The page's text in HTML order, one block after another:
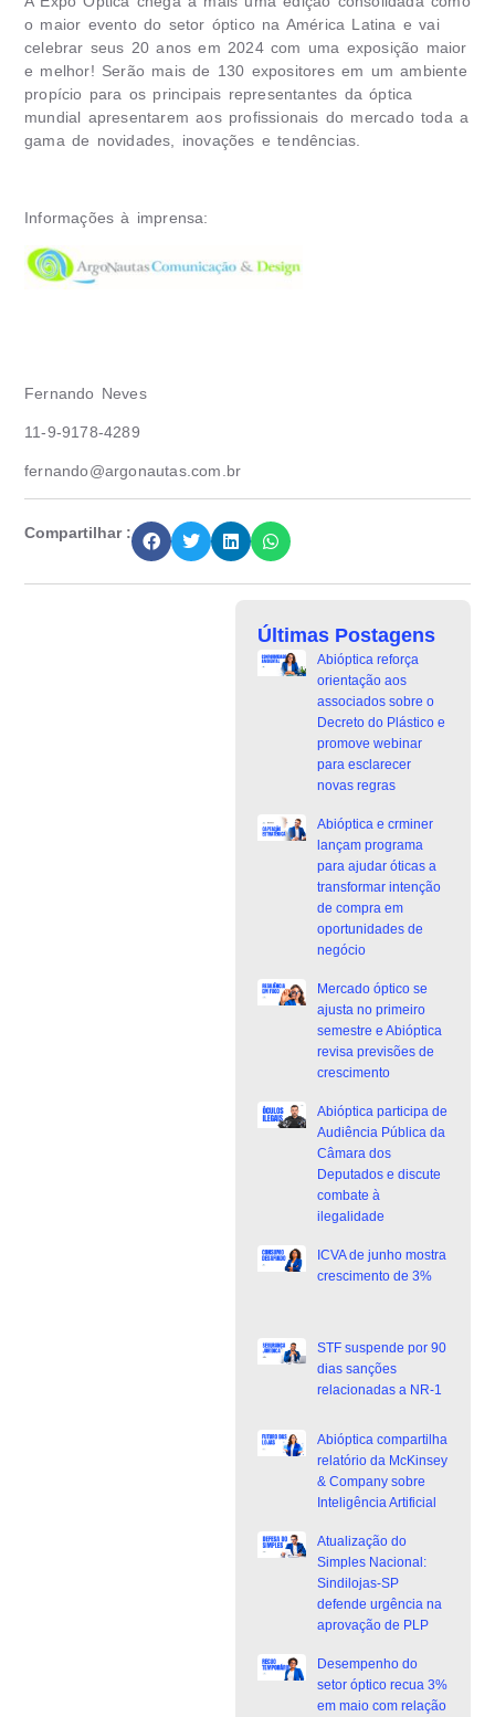
o maior evento do setor óptico na América Latina e vai
celebrar seus 20 anos em 2024 com uma exposição maior
e melhor! Serão mais de 130 expositores em um ambiente
propício para os principais representantes da óptica
mundial apresentarem aos profissionais do mercado toda a
gama de novidades, inovações e tendências.
Informações à imprensa:
Fernando Neves
11-9-9178-4289
fernando@argonautas.com.br
Compartilhar :
Últimas Postagens
Abióptica reforça
orientação aos
associados sobre o
Decreto do Plástico e
promove webinar
para esclarecer
novas regras
Abióptica e crminer
lançam programa
para ajudar óticas a
transformar intenção
de compra em
oportunidades de
negócio
Mercado óptico se
ajusta no primeiro
semestre e Abióptica
revisa previsões de
crescimento
Abióptica participa de
Audiência Pública da
Câmara dos
Deputados e discute
combate à
ilegalidade
ICVA de junho mostra
crescimento de 3%
STF suspende por 90
dias sanções
relacionadas a NR-1
Abióptica compartilha
relatório da McKinsey
& Company sobre
Inteligência Artificial
Atualização do
Simples Nacional:
Sindilojas-SP
defende urgência na
aprovação de PLP
Desempenho do
setor óptico recua 3%
em maio com relação